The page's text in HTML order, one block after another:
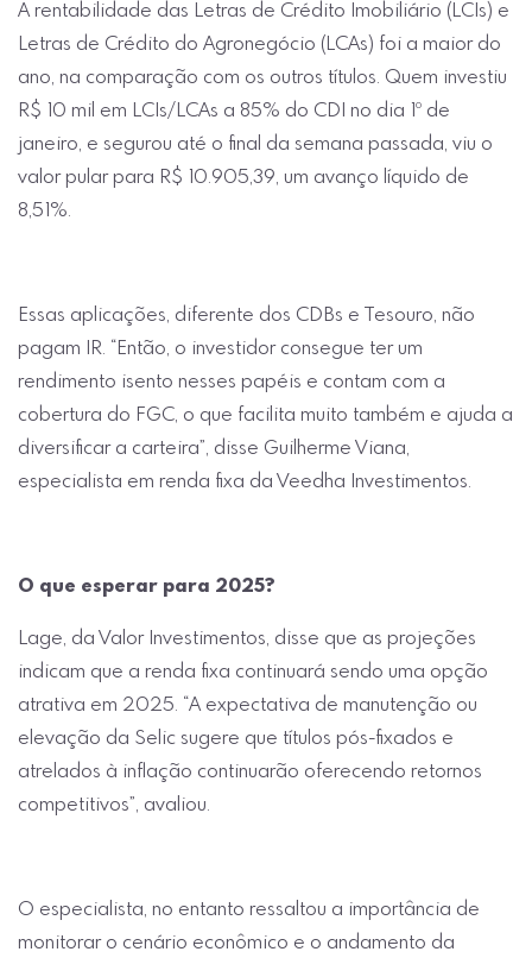
A rentabilidade das Letras de Crédito Imobiliário (LCIs) e
Letras de Crédito do Agronegócio (LCAs) foi a maior do
ano, na comparação com os outros títulos. Quem investiu
R$ 10 mil em LCIs/LCAs a 85% do CDI no dia 1º de
janeiro, e segurou até o final da semana passada, viu o
valor pular para R$ 10.905,39, um avanço líquido de
8,51%.
Essas aplicações, diferente dos CDBs e Tesouro, não
pagam IR. “Então, o investidor consegue ter um
rendimento isento nesses papéis e contam com a
cobertura do FGC, o que facilita muito também e ajuda a
diversificar a carteira”, disse Guilherme Viana,
especialista em renda fixa da Veedha Investimentos.
O que esperar para 2025?
Lage, da Valor Investimentos, disse que as projeções
indicam que a renda fixa continuará sendo uma opção
atrativa em 2025. “A expectativa de manutenção ou
elevação da Selic sugere que títulos pós-fixados e
atrelados à inflação continuarão oferecendo retornos
competitivos”, avaliou.
O especialista, no entanto ressaltou a importância de
monitorar o cenário econômico e o andamento da